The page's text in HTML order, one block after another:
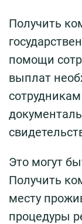
Получить
помощи
выплат
Это могут
Получить
месту
процедуры